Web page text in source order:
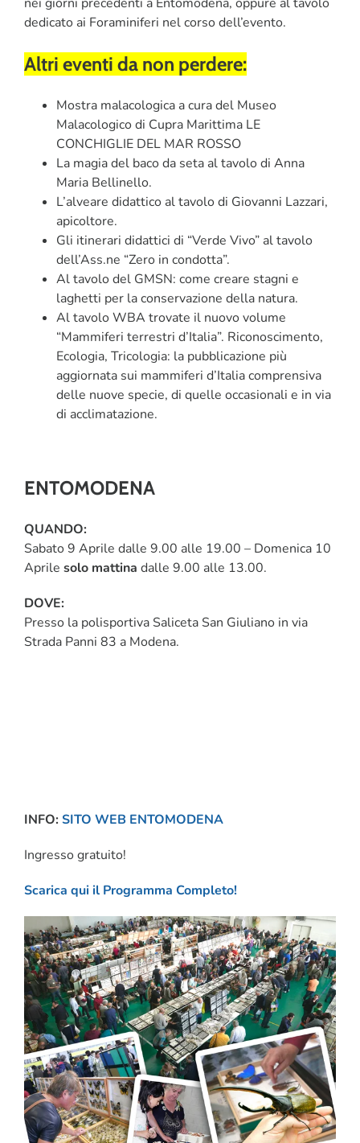
dedicato ai Foraminiferi nel corso dell’evento.
Altri eventi da non perdere:
Mostra malacologica a cura del Museo
Malacologico di Cupra Marittima LE
CONCHIGLIE DEL MAR ROSSO
La magia del baco da seta al tavolo di Anna
Maria Bellinello.
L’alveare didattico al tavolo di Giovanni Lazzari,
apicoltore.
Gli itinerari didattici di “Verde Vivo” al tavolo
dell’Ass.ne “Zero in condotta”.
Al tavolo del GMSN: come creare stagni e
laghetti per la conservazione della natura.
Al tavolo WBA trovate il nuovo volume
“Mammiferi terrestri d’Italia”. Riconoscimento,
Ecologia, Tricologia: la pubblicazione più
aggiornata sui mammiferi d’Italia comprensiva
delle nuove specie, di quelle occasionali e in via
di acclimatazione.
ENTOMODENA
QUANDO:
Sabato 9 Aprile dalle 9.00 alle 19.00 – Domenica 10
Aprile solo mattina dalle 9.00 alle 13.00.
DOVE:
Presso la polisportiva Saliceta San Giuliano in via
Strada Panni 83 a Modena.
INFO:SITO WEB ENTOMODENA
Ingresso gratuito!
Scarica qui il Programma Completo!